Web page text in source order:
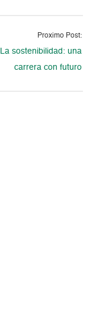
Proximo Post:
La sostenibilidad: una
carrera con futuro